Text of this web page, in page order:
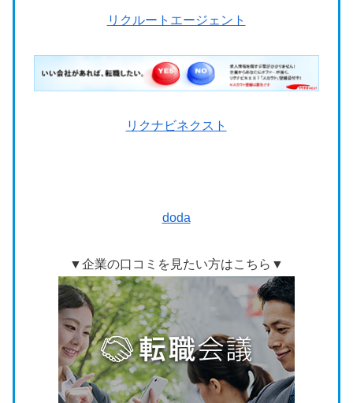
リクルートエージェント
リ クナビネクスト
doda
▼企業の口コミを見たい方はこちら▼